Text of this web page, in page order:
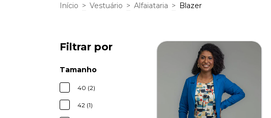
Início > Vestuário > Alfaiataria > Blazer
Filtrar por
Tamanho
40 (2)
42 (1)